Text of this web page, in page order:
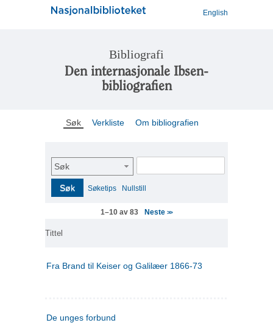
English
Bibliografi
Den internasjonale Ibsen-
bibliografien
Søk Verkliste Om bibliografien
Søk
Søk Søketips Nullstill
1–10 av 83 Neste>>
Tittel
Fra Brand til Keiser og Galilæer 1866-73
De unges forbund